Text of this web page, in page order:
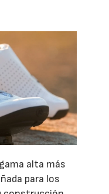
alta más
para los